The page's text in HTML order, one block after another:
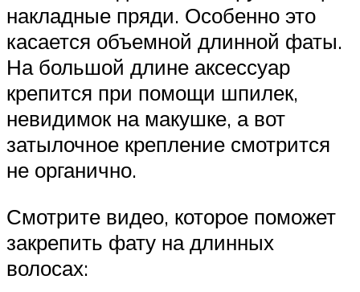
накладные пряди. Особенно это
касается объемной длинной фаты.
На большой длине аксессуар
крепится при помощи шпилек,
невидимок на макушке, а вот
затылочное крепление смотрится
не органично.
Смотрите видео, которое поможет
закрепить фату на длинных
волосах: